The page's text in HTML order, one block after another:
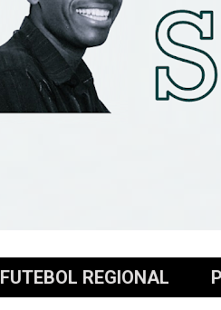
FUTEBOL REGIONAL